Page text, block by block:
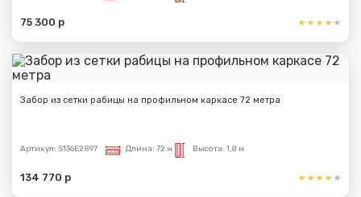
75 300 р
Забор из сетки рабицы на профильном каркасе 72 метра
Артикул: S136E2897 Длина: 72 м Высота: 1,8 м
134 770 р